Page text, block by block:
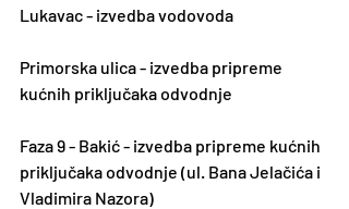
Lukavac - izvedba vodovoda
Primorska ulica - izvedba pripreme
kućnih priključaka odvodnje
Faza 9 - Bakić - izvedba pripreme kućnih
priključaka odvodnje (ul. Bana Jelačića i
Vladimira Nazora)